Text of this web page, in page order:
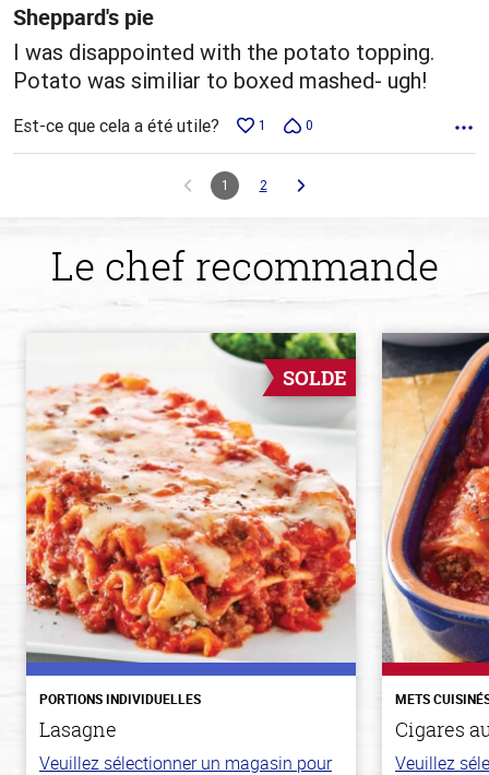
Sheppard's pie
I was disappointed with the potato topping.
Potato was similiar to boxed mashed- ugh!
Est-ce que cela a été utile? 1 0
1 2
Le chef recommande
SOLDE
PORTIONS INDIVIDUELLES
Lasagne
Veuillez sélectionner un magasin pour
METS
Cigares
Veuillez